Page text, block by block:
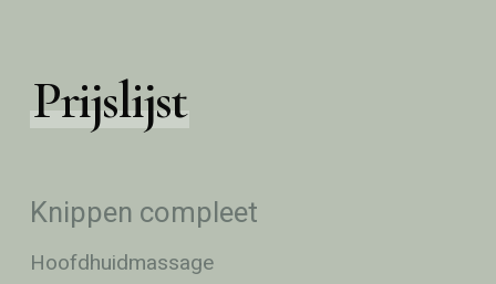
Prijslijst
Knippen compleet
Hoofdhuidmassage